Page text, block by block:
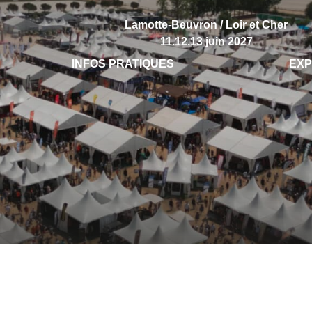
Lamotte-Beuvron / Loir et Cher
11.12.13 juin 2027
INFOS PRATIQUES